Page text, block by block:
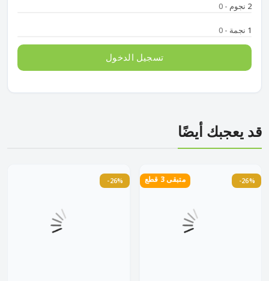
2 نجوم - 0
1 نجمة - 0
تسجيل الدخول
قد يعجبك أيضًا
-26% -26% متبقى 3 قطع